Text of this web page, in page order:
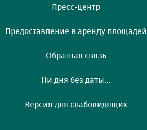
Пресс-центр
Предоставление в аренду площадей
Обратная связь
Ни дня без даты...
Версия для слабовидящих